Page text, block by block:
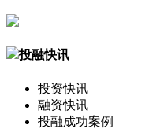
投融快讯
投资快讯
融资快讯
投融成功案例